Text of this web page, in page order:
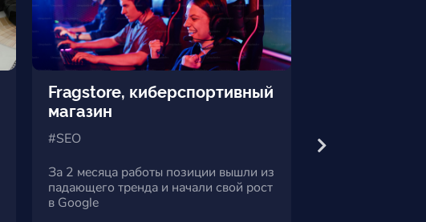
Fragstore, киберспортивный
магазин
#SEO
За 2 месяца работы позиции вышли из
падающего тренда и начали свой рост
в Google
#SEO #Я.Директ